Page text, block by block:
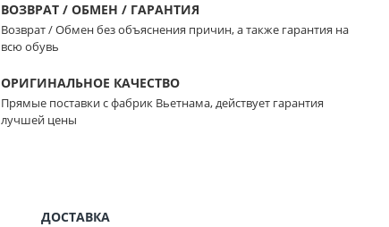
ВОЗВРАТ / ОБМЕН / ГАРАНТИЯ
Возврат / Обмен без объяснения причин, а также гарантия на
всю обувь
ОРИГИНАЛЬНОЕ КАЧЕСТВО
Прямые поставки с фабрик Вьетнама, действует гарантия
лучшей цены
ДОСТАВКА